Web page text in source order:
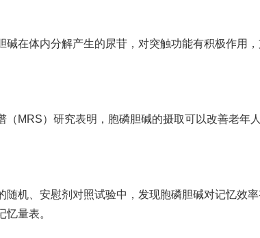
碱在体内分解产生的尿苷，对突触功能有积极作用
（MRS）研究表明，胞磷胆碱的摄取可以改善老年
机、安慰剂对照试验中，发现胞磷胆碱对记忆效
量表。